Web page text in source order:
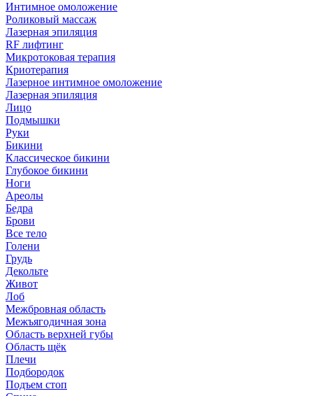
Интимное омоложение
Роликовый массаж
Лазерная эпиляция
RF лифтинг
Микротоковая терапия
Криотерапия
Лазерное интимное омоложение
Лазерная эпиляция
Лицо
Подмышки
Руки
Бикини
Классическое бикини
Глубокое бикини
Ноги
Ареолы
Бедра
Брови
Все тело
Голени
Грудь
Декольте
Живот
Лоб
Межбровная область
Межъягодичная зона
Область верхней губы
Область щёк
Плечи
Подбородок
Подъем стоп